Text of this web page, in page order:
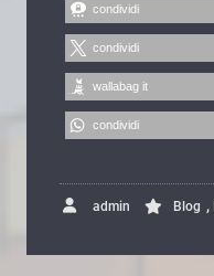
condividi
condividi
wallabag it
condividi
admin Blog ,